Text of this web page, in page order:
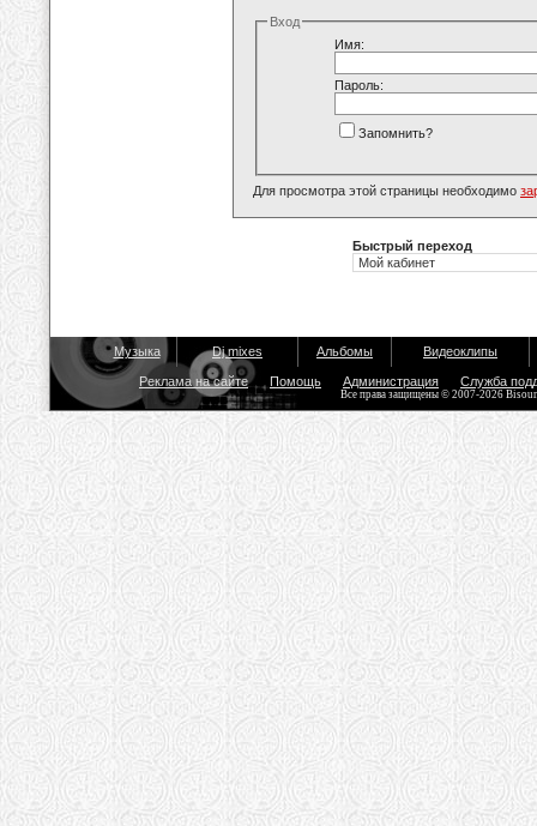
Вход
Имя:
Пароль:
Запомнить?
Для просмотра этой страницы необходимо
Быстрый переход
Музыка Dj mixes Альбомы Видеоклипы
Реклама на сайте Помощь Администрация Служба
Все права защищены © 2007-2026